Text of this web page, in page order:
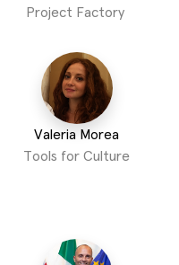
Project Factory
Valeria Morea
Tools for Culture